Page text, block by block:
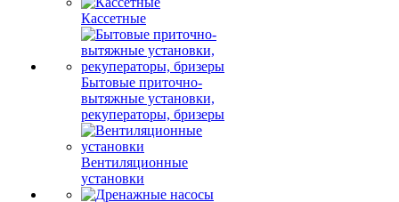
Кассетные
Бытовые приточно-
вытяжные установки,
рекуператоры, бризеры
Вентиляционные
установки